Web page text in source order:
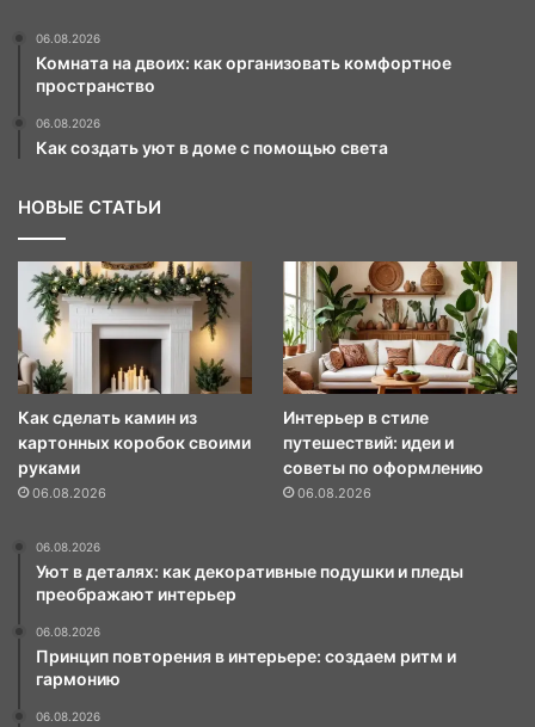
06.08.2026
Комната на двоих: как организовать комфортное
пространство
06.08.2026
Как создать уют в доме с помощью света
НОВЫЕ СТАТЬИ
Как сделать камин из
картонных коробок своими
руками
06.08.2026
Интерьер в стиле
путешествий: идеи и
советы по оформлению
06.08.2026
06.08.2026
Уют в деталях: как декоративные подушки и пледы
преображают интерьер
06.08.2026
Принцип повторения в интерьере: создаем ритм и
гармонию
06.08.2026